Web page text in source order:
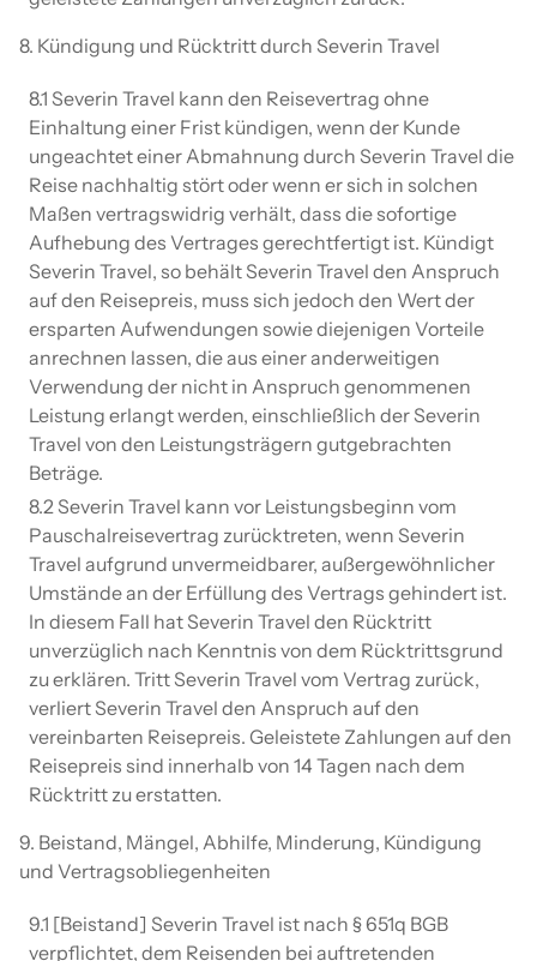
8. Kündigung und Rücktritt durch Severin Travel
8.1 Severin Travel kann den Reisevertrag ohne
Einhaltung einer Frist kündigen, wenn der Kunde
ungeachtet einer Abmahnung durch Severin Travel die
Reise nachhaltig stört oder wenn er sich in solchen
Maßen vertragswidrig verhält, dass die sofortige
Aufhebung des Vertrages gerechtfertigt ist. Kündigt
Severin Travel, so behält Severin Travel den Anspruch
auf den Reisepreis, muss sich jedoch den Wert der
ersparten Aufwendungen sowie diejenigen Vorteile
anrechnen lassen, die aus einer anderweitigen
Verwendung der nicht in Anspruch genommenen
Leistung erlangt werden, einschließlich der Severin
Travel von den Leistungsträgern gutgebrachten
Beträge.
8.2 Severin Travel kann vor Leistungsbeginn vom
Pauschalreisevertrag zurücktreten, wenn Severin
Travel aufgrund unvermeidbarer, außergewöhnlicher
Umstände an der Erfüllung des Vertrags gehindert ist.
In diesem Fall hat Severin Travel den Rücktritt
unverzüglich nach Kenntnis von dem Rücktrittsgrund
zu erklären. Tritt Severin Travel vom Vertrag zurück,
verliert Severin Travel den Anspruch auf den
vereinbarten Reisepreis. Geleistete Zahlungen auf den
Reisepreis sind innerhalb von 14 Tagen nach dem
Rücktritt zu erstatten.
9. Beistand, Mängel, Abhilfe, Minderung, Kündigung
und Vertragsobliegenheiten
9.1 [Beistand] Severin Travel ist nach § 651q BGB
verpflichtet, dem Reisenden bei auftretenden